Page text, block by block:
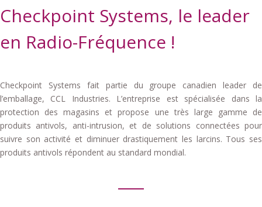
Checkpoint Systems, le leader
en Radio-Fréquence !
Checkpoint Systems fait partie du groupe canadien leader de
l’emballage, CCL Industries. L’entreprise est spécialisée dans la
protection des magasins et propose une très large gamme de
produits antivols, anti-intrusion, et de solutions connectées pour
suivre son activité et diminuer drastiquement les larcins. Tous ses
produits antivols répondent au standard mondial.